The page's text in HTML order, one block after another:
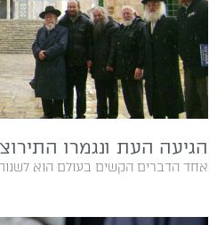
הגיעה העת ונגמרו
אחד‭ ‬הדברים‭ ‬הקשים‭ ‬בעולם‭ ‬הוא‭ ‬לשנות‭ ‬ולהשתנות‭, ‬והכי‭ ‬קל‭ ‬להישאר‭